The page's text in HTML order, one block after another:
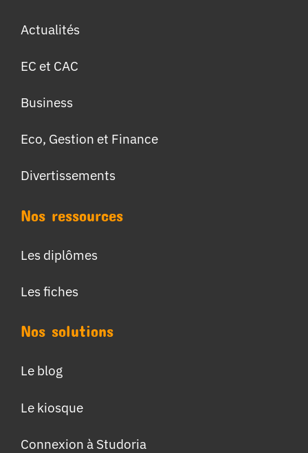
Actualités
EC et CAC
Business
Eco, Gestion et Finance
Divertissements
Nos ressources
Les diplômes
Les fiches
Nos solutions
Le blog
Le kiosque
Connexion à Studoria